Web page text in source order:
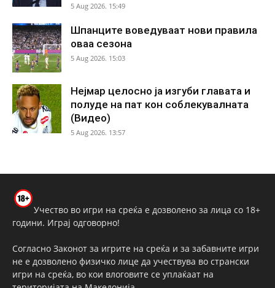
5 Aug 2026. 15:49
Шпанците воведуваат нови правила
оваа сезона
5 Aug 2026. 15:03
Нејмар целосно ја изгуби главата и
полуде на пат кон соблекувалната
(Видео)
5 Aug 2026. 13:57
Учество во игри на среќа е дозволено за лица со 18+
години. Играј одговорно!
Согласно Законот за игрите на среќа и за забавните игри
не е дозволено физичко лице да учествува во странски
игри на среќа, во кои влоговите се уплаќаат на